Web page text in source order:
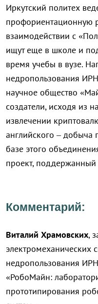
Иркутский политех
профориентационную
взаимодействии с
ищут еще в школе и
время учебы в вузе.
недропользования
научное общество
создатели, исходя из
извлечении
английского –
базе этого
проект,
Комментарий:
Виталий Храмовских,
электромеханических
недропользования
«РобоМайн:
прототипирования